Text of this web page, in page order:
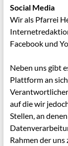
Social Media
Wir als Pfarrei
Facebook und
Neben uns gibt
Plattform an
auf die wir
Stellen, an
Rahmen der